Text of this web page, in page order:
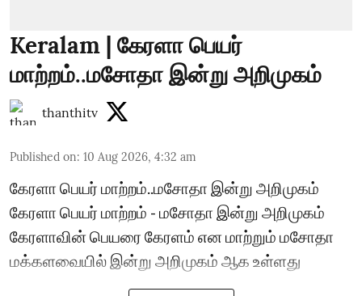
Keralam | கேரளா பெயர்
மாற்றம்..மசோதா இன்று அறிமுகம்
thanthitv
Published on: 10 Aug 2026, 4:32 am
கேரளா பெயர் மாற்றம்..மசோதா இன்று அறிமுகம்
கேரளா பெயர் மாற்றம் - மசோதா இன்று அறிமுகம்
கேரளாவின் பெயரை கேரளம் என மாற்றும் மசோதா
மக்களவையில் இன்று அறிமுகம் ஆக உள்ளது